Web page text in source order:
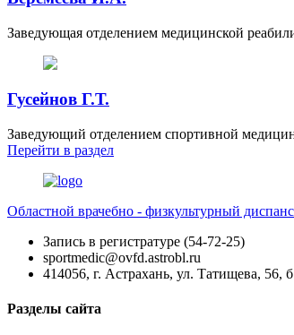
Заведующая отделением медицинской
Гусейнов Г.Т.
Заведующий отделением спортивной
Перейти в раздел
Областной врачебно - физкультурный
Запись в регистратуре (54-72-25)
sportmedic@ovfd.astrobl.ru
414056, г. Астрахань, ул. Татищева, 56, б
Разделы сайта